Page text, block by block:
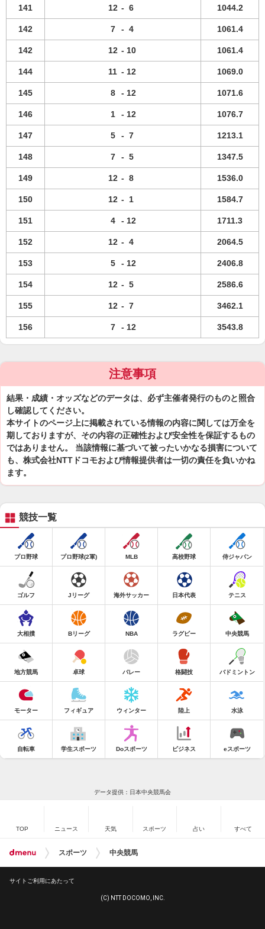
141 12 - 6 1044.2
142 7 - 4 1061.4
142 12 - 10 1061.4
144 11 - 12 1069.0
145 8 - 12 1071.6
146 1 - 12 1076.7
147 5 - 7 1213.1
148 7 - 5 1347.5
149 12 - 8 1536.0
150 12 - 1 1584.7
151 4 - 12 1711.3
152 12 - 4 2064.5
153 5 - 12 2406.8
154 12 - 5 2586.6
155 12 - 7 3462.1
156 7 - 12 3543.8
注意事項
結果・成績・オッズなどのデータは、必ず主催者発行のものと照合
し確認してください。
本サイトのページ上に掲載されている情報の内容に関しては万全を
期しておりますが、その内容の正確性および安全性を保証するもの
ではありません。 当該情報に基づいて被ったいかなる損害について
も、株式会社NTTドコモおよび情報提供者は一切の責任を負いかね
ます。
競技一覧
プロ野球 プロ野球(2軍) MLB 高校野球 侍ジャパン
ゴルフ Jリーグ 海外サッカー 日本代表 テニス
大相撲 Bリーグ NBA ラグビー 中央競馬
地方競馬 卓球 バレー 格闘技 バドミントン
モーター フィギュア ウィンター 陸上 水泳
自転車 学生スポーツ Doスポーツ ビジネス eスポーツ
データ提供：日本中央競馬会
TOP ニュース 天気 スポーツ 占い すべて
スポーツ 中央競馬
サイトご利用にあたって
(C) NTT DOCOMO, INC.